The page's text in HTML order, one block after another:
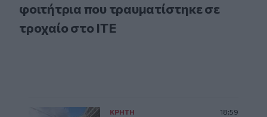
φοιτήτρια που τραυματίστηκε σε
τροχαίο στο ΙΤΕ
ΚΡΗΤΗ 18:59